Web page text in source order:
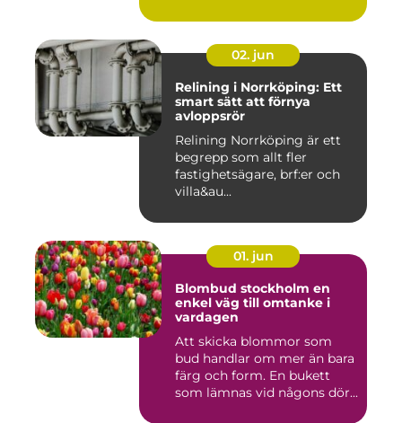
02. jun
Relining i Norrköping: Ett
smart sätt att förnya
avloppsrör
Relining Norrköping är ett
begrepp som allt fler
fastighetsägare, brf:er och
villa&au...
01. jun
Blombud stockholm en
enkel väg till omtanke i
vardagen
Att skicka blommor som
bud handlar om mer än bara
färg och form. En bukett
som lämnas vid någons dör...